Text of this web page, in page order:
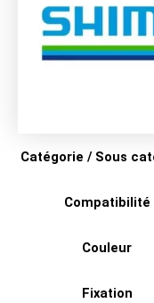
Catégorie / Sous
Compatibilité
Couleur
Fixation